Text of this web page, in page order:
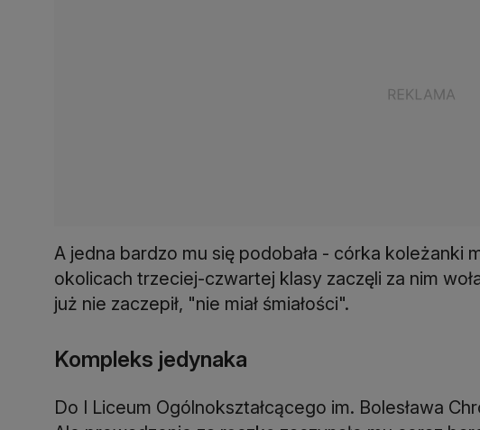
A jedna bardzo mu się podobała - córka koleżanki
okolicach trzeciej-czwartej klasy zaczęli za nim
już nie zaczepił, "nie miał śmiałości".
Kompleks jedynaka
Do I Liceum Ogólnokształcącego im. Bolesława